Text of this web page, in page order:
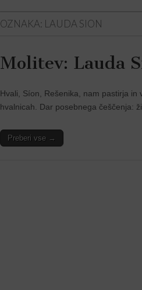
OZNAKA: LAUDA SION
Molitev: Lauda
Hvali, Síon, Rešenika, nam pastirja
hvalnicah. Dar posebnega češčenja:
Preberi vse →